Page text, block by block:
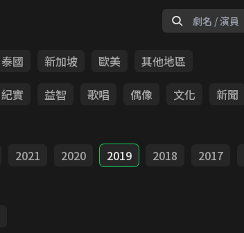
泰國 新加坡 歐美
其他地區
紀實 益智 歌唱 偶像 文化 新聞
2021 2020 2019 2018 2017